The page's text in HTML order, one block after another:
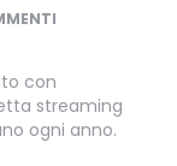
con
streaming
ogni anno.